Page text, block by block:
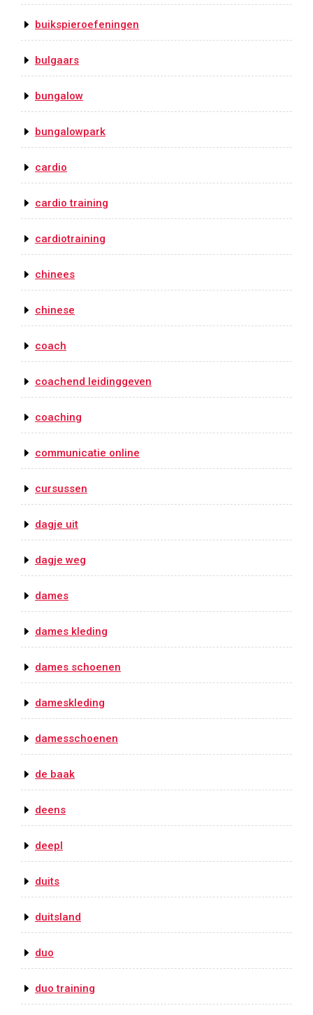
buikspieroefeningen
bulgaars
bungalow
bungalowpark
cardio
cardio training
cardiotraining
chinees
chinese
coach
coachend leidinggeven
coaching
communicatie online
cursussen
dagje uit
dagje weg
dames
dames kleding
dames schoenen
dameskleding
damesschoenen
de baak
deens
deepl
duits
duitsland
duo
duo training